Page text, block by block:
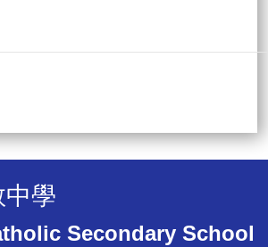
學
Secondary School